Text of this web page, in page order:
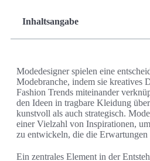
Inhaltsangabe
Modedesigner spielen eine
Modebranche, indem sie kreatives
Fashion Trends miteinander
den Ideen in tragbare Kleidung
kunstvoll als auch strategisch.
einer Vielzahl von Inspirationen,
zu entwickeln, die die
Ein zentrales Element in der